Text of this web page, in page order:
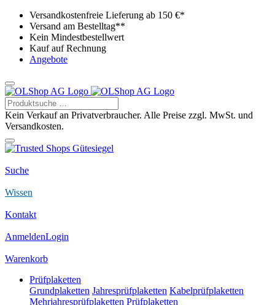
Versandkostenfreie Lieferung ab 150 €*
Versand am Bestelltag**
Kein Mindestbestellwert
Kauf auf Rechnung
Angebote
Kein Verkauf an Privatverbraucher. Alle Preise zzgl. MwSt. und
Versandkosten.
Suche
Wissen
Kontakt
AnmeldenLogin
Warenkorb
Prüfplaketten
Grundplaketten Jahresprüfplaketten Kabelprüfplaketten
Mehrjahresprüfplaketten Prüfplaketten